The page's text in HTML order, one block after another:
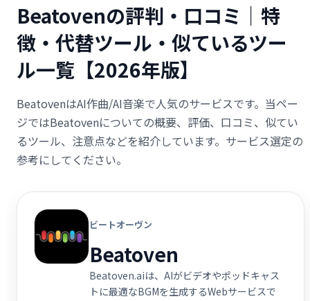
Beatovenの評判・口コミ｜特
徴・代替ツール・似ているツー
ル一覧【2026年版】
BeatovenはAI作曲/AI音楽で人気のサービスです。当ペー
ジではBeatovenについての概要、評価、口コミ、似てい
るツール、注意点などを紹介しています。サービス選定の
参考にしてください。
ビートオーヴン
Beatoven
Beatoven.aiは、AIがビデオやポッドキャス
トに最適なBGMを生成するWebサービスで